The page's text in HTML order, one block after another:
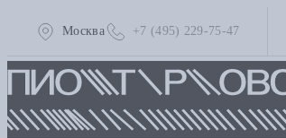
Москва +7 (495) 229-75-47